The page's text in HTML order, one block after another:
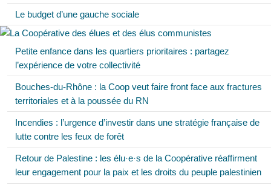
Le budget d’une gauche sociale
Petite enfance dans les quartiers prioritaires : partagez
l’expérience de votre collectivité
Bouches-du-Rhône : la Coop veut faire front face aux fractures
territoriales et à la poussée du RN
Incendies : l’urgence d’investir dans une stratégie française de
lutte contre les feux de forêt
Retour de Palestine : les élu·e·s de la Coopérative réaffirment
leur engagement pour la paix et les droits du peuple palestinien